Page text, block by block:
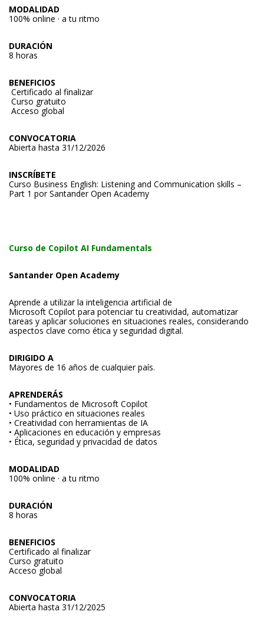
MODALIDAD
100% online · a tu ritmo
DURACIÓN
8 horas
BENEFICIOS
Certificado al finalizar
Curso gratuito
Acceso global
CONVOCATORIA
Abierta hasta 31/12/2026
INSCRÍBETE
Curso Business English: Listening and Communication skills –
Part 1 por Santander Open Academy
Curso de Copilot AI Fundamentals
Santander Open Academy
Aprende a utilizar la inteligencia artificial de
Microsoft Copilot para potenciar tu creatividad, automatizar
tareas y aplicar soluciones en situaciones reales, considerando
aspectos clave como ética y seguridad digital.
DIRIGIDO A
Mayores de 16 años de cualquier país.
APRENDERÁS
• Fundamentos de Microsoft Copilot
• Uso práctico en situaciones reales
• Creatividad con herramientas de IA
• Aplicaciones en educación y empresas
• Ética, seguridad y privacidad de datos
MODALIDAD
100% online · a tu ritmo
DURACIÓN
8 horas
BENEFICIOS
Certificado al finalizar
Curso gratuito
Acceso global
CONVOCATORIA
Abierta hasta 31/12/2025